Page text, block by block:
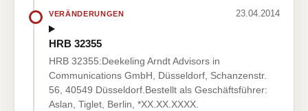
VERÄNDERUNGEN 23.04.2014
HRB 32355
HRB 32355:Deekeling Arndt Advisors in
Communications GmbH, Düsseldorf, Schanzenstr.
56, 40549 Düsseldorf.Bestellt als Geschäftsführer:
Aslan, Tiglet, Berlin, *XX.XX.XXXX.